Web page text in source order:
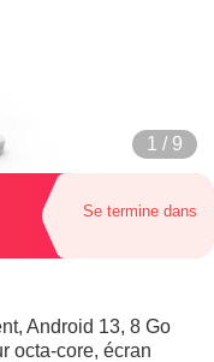
1 / 9
Se termine dans
Android 13, 8 Go
octa-core, écran